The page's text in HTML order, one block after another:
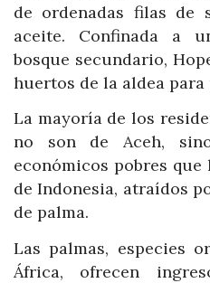
de ordenadas filas de
aceite. Confinada a
bosque secundario,
huertos de la aldea
La mayoría de los
no son de Aceh,
económicos pobres
de Indonesia, atraídos
de palma.
Las palmas, especies
África, ofrecen